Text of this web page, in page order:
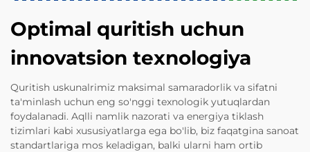
Optimal quritish uchun
innovatsion texnologiya
Quritish uskunalrimiz maksimal samaradorlik va sifatni
ta'minlash uchun eng so'nggi texnologik yutuqlardan
foydalanadi. Aqlli namlik nazorati va energiya tiklash
tizimlari kabi xususiyatlarga ega bo'lib, biz faqatgina sanoat
standartlariga mos keladigan, balki ularni ham ortib